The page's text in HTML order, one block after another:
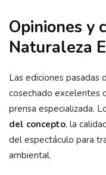
Opiniones y
Naturaleza
Las ediciones pasadas
cosechado excelentes
prensa especializada.
del concepto, la
del espectáculo para
ambiental.